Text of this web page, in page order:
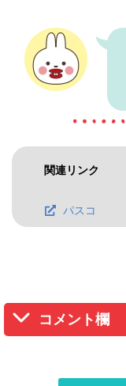
関連リンク
パスコ
コメント欄